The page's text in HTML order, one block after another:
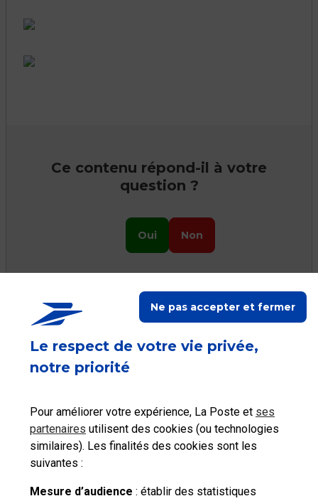
Le respect de votre vie privée,
notre priorité
Pour améliorer votre expérience, La Poste et ses
partenaires utilisent des cookies (ou technologies
similaires). Les finalités des cookies sont les
suivantes :
Mesure d’audience : établir des statistiques
Ne pas accepter et fermer
Ce contenu répond-il à votre
question ?
Oui Non
Ceci peut vous aider
postaux
Localiser La Poste